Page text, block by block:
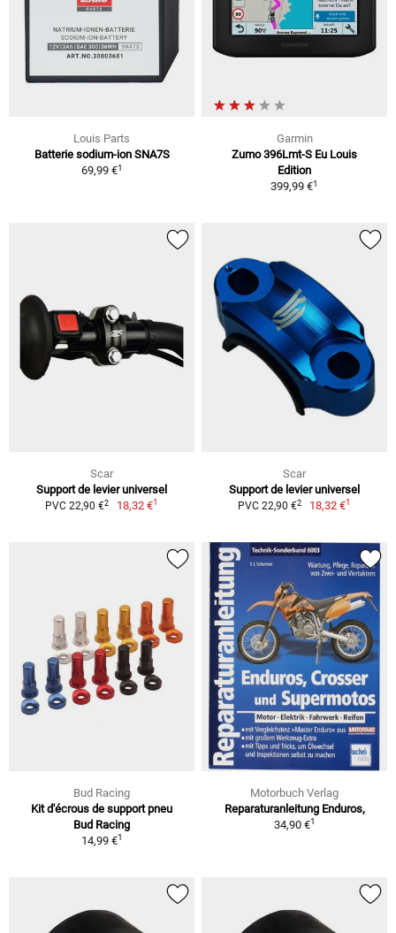
Louis Parts
Batterie sodium-ion SNA7S
69,99 €1
Garmin
Zumo 396Lmt-S Eu Louis
Edition
399,99 €1
Scar
Support de levier universel
PVC 22,90 €2 18,32 €1
Scar
Support de levier universel
PVC 22,90 €2 18,32 €1
Bud Racing
Kit d'écrous de support pneu
Bud Racing
14,99 €1
Motorbuch Verlag
Reparaturanleitung Enduros,
34,90 €1